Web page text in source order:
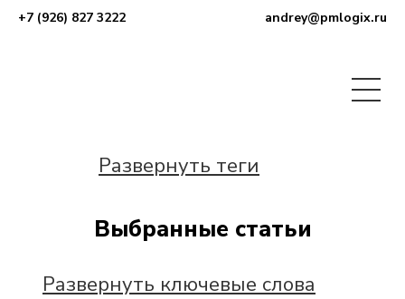
+7 (926) 827 3222 andrey@pmlogix.ru
Развернуть теги
Выбранные статьи
Развернуть ключевые слова